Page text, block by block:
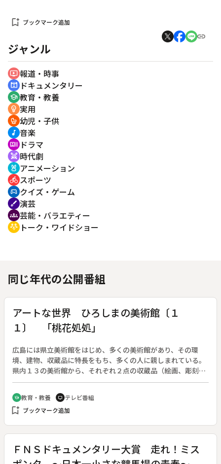
bookmark_add ブックマーク追加
ジャンル
ondemand_video 報道・時事
cinematic_blur ドキュメンタリー
school 教育・教養
emoji_objects 実用
crib 幼児・子供
music_note 音楽
recent_actors ドラマ
swords 時代劇
cruelty_free アニメーション
directions_bike スポーツ
sports_esports クイズ・ゲーム
brush 演芸
groups 芸能・バラエティー
adaptive_audio_mic トーク・ワイドショー
同じ年代の公開番組
アートな世界 ひろしまの美術館〔１
１〕 「桃花処処」
広島には県立美術館をはじめ、多くの美術館があり、その環
境、建物、収蔵品に特長をもち、多くの人に親しまれている。
県内１３の美術館から、それぞれ２点の収蔵品（絵画、彫刻、
書、陶磁器等）を推薦してもらい美術館の環境、建物を含め
て、毎回１作品を取り上げる。今回は森谷南人子の「桃花処
処」。
school 教育・教養 tv テレビ番組
bookmark_add ブックマーク追加
ＦＮＳドキュメンタリー大賞 走れ！ミス